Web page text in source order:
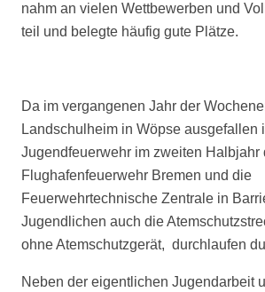
nahm an vielen Wettbewerben und
teil und belegte häufig gute Plätze.
Da im vergangenen Jahr der
Landschulheim in Wöpse ausgefallen
Jugendfeuerwehr im zweiten Halbjahr
Flughafenfeuerwehr Bremen und die
Feuerwehrtechnische Zentrale in
Jugendlichen auch die
ohne Atemschutzgerät, durchlaufen
Neben der eigentlichen Jugendarbeit